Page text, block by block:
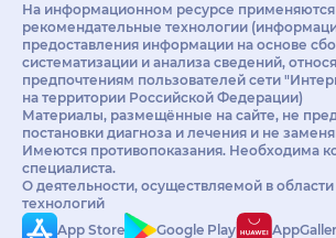
На информационном ресурсе применяются
рекомендательные технологии
предоставления информации на основе
систематизации и анализа сведений,
предпочтениям пользователей сети
на территории Российской Федерации)
Материалы, размещённые на сайте, не
постановки диагноза и лечения и не
Имеются противопоказания. Необходима
специалиста.
О деятельности, осуществляемой в
технологий
App Store
Google Play